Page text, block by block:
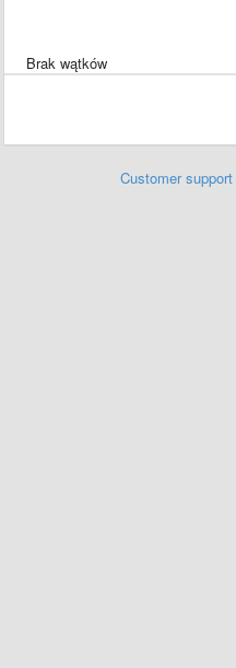
Brak wątków
Customer